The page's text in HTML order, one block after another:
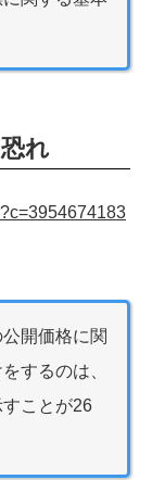
れ
開価格に関
するのは、
ことが26